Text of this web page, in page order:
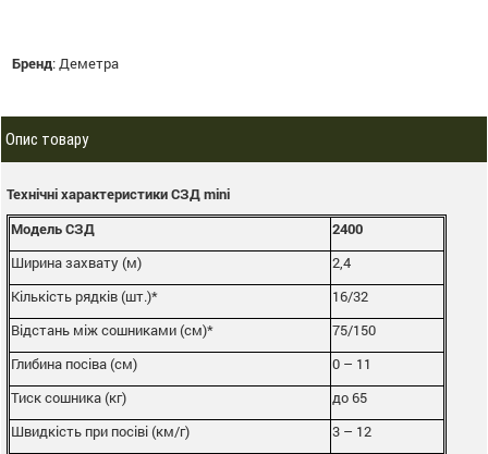
Бренд:Деметра
Опис товару
Технічні характеристики СЗД mini
Модель СЗД
2400
Ширина захвату (м)
2,4
Кількість рядків (шт.)*
16/32
Відстань між сошниками (см)*
75/150
Глибина посіва (см)
0 – 11
Тиск сошника (кг)
до 65
Швидкість при посіві (км/г)
3 – 12